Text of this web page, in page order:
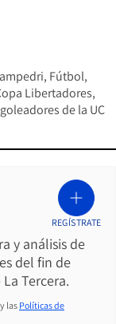
Fútbol
Libertadores
de la UC
y análisis de
del fin de
Tercera.
REGÍSTRATE
y las Políticas de